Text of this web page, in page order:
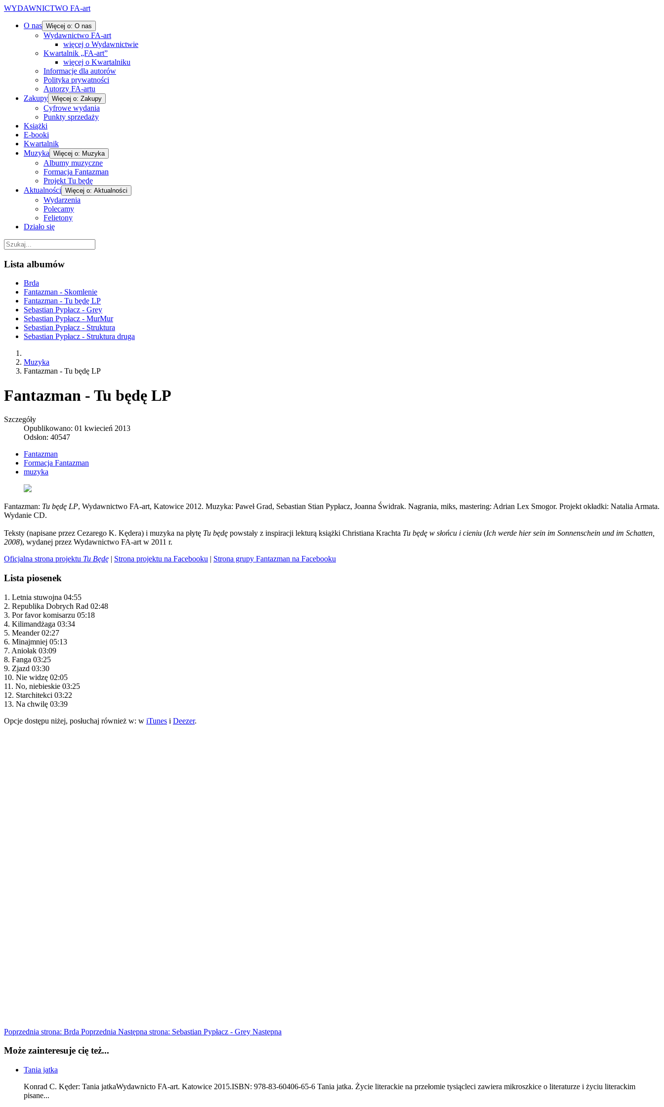
WYDAWNICTWO FA-art
O nas Więcej o: O nas
Wydawnictwo FA-art
więcej o Wydawnictwie
Kwartalnik „FA-art”
więcej o Kwartalniku
Informacje dla autorów
Polityka prywatności
Autorzy FA-artu
Zakupy Więcej o: Zakupy
Cyfrowe wydania
Punkty sprzedaży
Książki
E-booki
Kwartalnik
Muzyka Więcej o: Muzyka
Albumy muzyczne
Formacja Fantazman
Projekt Tu będę
Aktualności Więcej o: Aktualności
Wydarzenia
Polecamy
Felietony
Działo się
Lista albumów
Brda
Fantazman - Skomlenie
Fantazman - Tu będę LP
Sebastian Pypłacz - Grey
Sebastian Pypłacz - MurMur
Sebastian Pypłacz - Struktura
Sebastian Pypłacz - Struktura druga
Muzyka
Fantazman - Tu będę LP
Fantazman - Tu będę LP
Szczegóły
Opublikowano: 01 kwiecień 2013
Odsłon: 40547
Fantazman
Formacja Fantazman
muzyka
Fantazman: Tu będę LP, Wydawnictwo FA-art, Katowice 2012. Muzyka: Paweł Grad, Sebastian Stian Pypłacz, Joanna Świdrak. Nagrania, miks, mastering: Adrian Lex Smogor. Projekt okładki: Natalia Armata.
Wydanie CD.
Teksty (napisane przez Cezarego K. Kędera) i muzyka na płytę Tu będę powstały z inspiracji lekturą książki Christiana Krachta Tu będę w słońcu i cieniu (Ich werde hier sein im Sonnenschein und im Schatten,
2008), wydanej przez Wydawnictwo FA-art w 2011 r.
Oficjalna strona projektu Tu Będę | Strona projektu na Facebooku | Strona grupy Fantazman na Facebooku
Lista piosenek
1. Letnia stuwojna 04:55
2. Republika Dobrych Rad 02:48
3. Por favor komisarzu 05:18
4. Kilimandżaga 03:34
5. Meander 02:27
6. Minajmniej 05:13
7. Aniołak 03:09
8. Fanga 03:25
9. Zjazd 03:30
10. Nie widzę 02:05
11. No, niebieskie 03:25
12. Starchitekci 03:22
13. Na chwilę 03:39
Opcje dostępu niżej, posłuchaj również w: w iTunes i Deezer.
Poprzednia strona: Brda Poprzednia Następna strona: Sebastian Pypłacz - Grey Następna
Może zainteresuje cię też...
Tania jatka
Konrad C. Kęder: Tania jatkaWydawnicto FA-art. Katowice 2015.ISBN: 978-83-60406-65-6 Tania jatka. Życie literackie na przełomie tysiącleci zawiera mikroszkice o literaturze i życiu literackim
pisane...